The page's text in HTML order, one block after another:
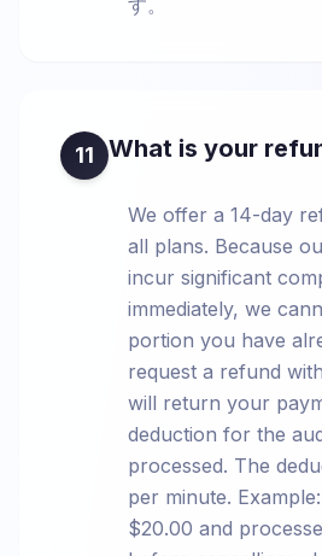
す。
11 What is your
We offer a 14-day
all plans. Because
incur significant
immediately, we
portion you have
request a refund
will return your
deduction for the
processed. The
per minute.
$20.00 and